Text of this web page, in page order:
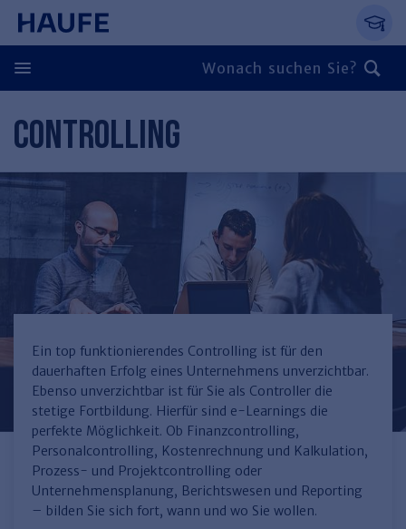
Springe direkt zum Hauptinhalt, zur
Zum Hauptinhalt springen
Zur Navigation springen
Zur Suche springen
Zurück
Finden Sie Ihr Thema
Arbeitsrecht
Führung
Personalmanagement und
Organisation
Personalentwicklung und
Talentmanagement
Persönlichkeitsentwicklung
Zurück
Steuern & Rechnungswesen
Finden Sie Ihr Thema
Rechnungswesen
Entgeltabrechnung
Steuerkanzlei und Gebühren
Software und Tools
Zurück
Recht & Compliance
Finden Sie Ihr Thema
Familien- und Erbrecht
Miet- und WE-Recht
Rechtsanwaltskanzlei und Gebühren
Verkehrsrecht
Zurück
Immobilien
Finden Sie Ihr Thema
Miet- und Bestandsverwaltung
WEG-Verwaltung
Wohnungswirtschaft
Zurück
Öffentlicher Dienst
Finden Sie Ihr Thema
TV-L
TVöD
Zurück
Arbeitsschutz & BGM
Finden Sie Ihr Thema
Zurück
CONTROLLING
Ein top funktionierendes Controlling ist für den
dauerhaften Erfolg eines Unternehmens unverzichtbar.
Ebenso unverzichtbar ist für Sie als Controller die
stetige Fortbildung. Hierfür sind e-Learnings die
perfekte Möglichkeit. Ob Finanzcontrolling,
Personalcontrolling, Kostenrechnung und Kalkulation,
Prozess- und Projektcontrolling oder
Unternehmensplanung, Berichtswesen und Reporting
– bilden Sie sich fort, wann und wo Sie wollen.